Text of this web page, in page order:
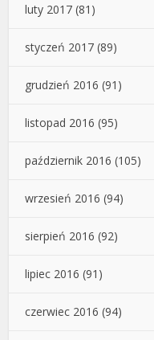
luty 2017 (81)
styczeń 2017 (89)
grudzień 2016 (91)
listopad 2016 (95)
październik 2016 (105)
wrzesień 2016 (94)
sierpień 2016 (92)
lipiec 2016 (91)
czerwiec 2016 (94)